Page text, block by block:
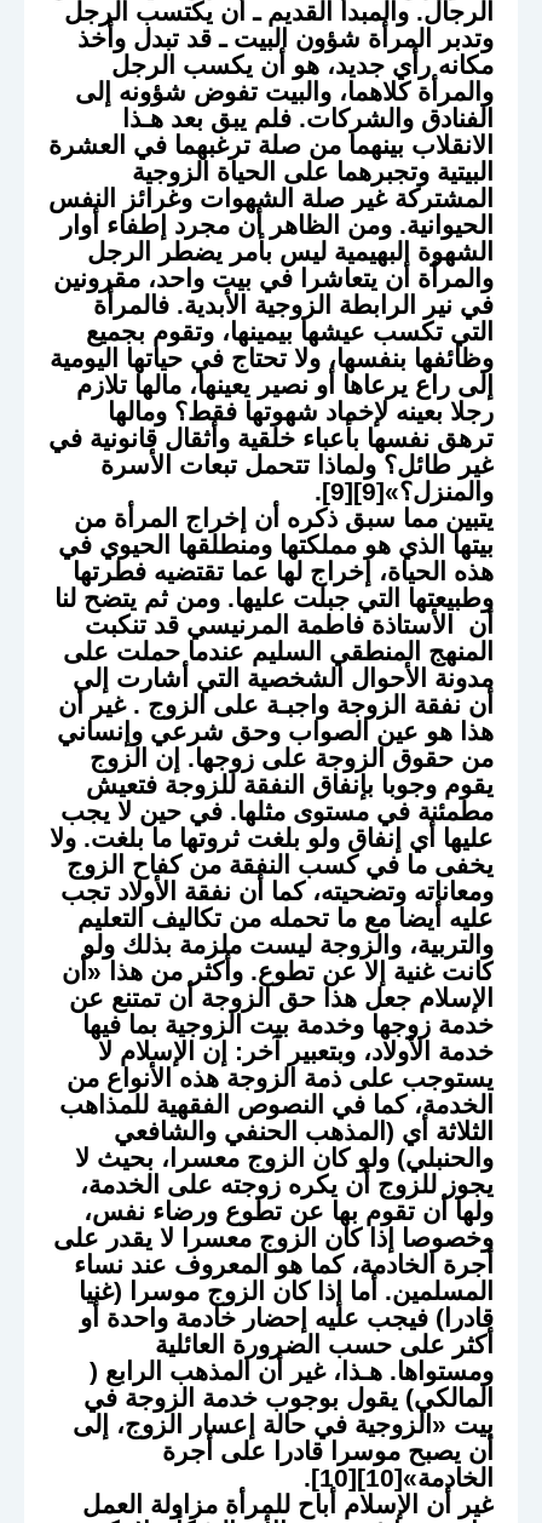
الرجال. والمبدأ القديم ـ أن يكتسب الرجل
وتدبر المرأة شؤون البيت ـ قد تبدل وأخذ
مكانه رأي جديد، هو أن يكسب الرجل
والمرأة كلاهما، والبيت تفوض شؤونه إلى
الفنادق والشركات. فلم يبق بعد هـذا
الانقلاب بينهما من صلة ترغبهما في العشرة
البيتية وتجبرهما على الحياة الزوجية
المشتركة غير صلة الشهوات وغرائز النفس
الحيوانية. ومن الظاهر أن مجرد إطفاء أوار
الشهوة البهيمية ليس بأمر يضطر الرجل
والمرأة أن يتعاشرا في بيت واحد، مقرونين
في نير الرابطة الزوجية الأبدية. فالمرأة
التي تكسب عيشها بيمينها، وتقوم بجميع
وظائفها بنفسها، ولا تحتاج في حياتها اليومية
إلى راع يرعاها أو نصير يعينها، مالها تلازم
رجلا بعينه لإخماد شهوتها فقط؟ ومالها
ترهق نفسها بأعباء خلقية وأثقال قانونية في
غير طائل؟ ولماذا تتحمل تبعات الأسرة
والمنزل؟»[9][9].
يتبين مما سبق ذكره أن إخراج المرأة من
بيتها الذي هو مملكتها ومنطلقها الحيوي في
هذه الحياة، إخراج لها عما تقتضيه فطرتها
وطبيعتها التي جبلت عليها. ومن ثم يتضح لنا
أن الأستاذة فاطمة المرنيسي قد تنكبت
المنهج المنطقي السليم عندما حملت على
مدونة الأحوال الشخصية التي أشارت إلى
أن نفقة الزوجة واجبـة على الزوج . غير أن
هذا هو عين الصواب وحق شرعي وإنساني
من حقوق الزوجة على زوجها. إن الزوج
يقوم وجوبا بإنفاق النفقة للزوجة فتعيش
مطمئنة في مستوى مثلها. في حين لا يجب
عليها أي إنفاق ولو بلغت ثروتها ما بلغت. ولا
يخفى ما في كسب النفقة من كفاح الزوج
ومعاناته وتضحيته، كما أن نفقة الأولاد تجب
عليه أيضا مع ما تحمله من تكاليف التعليم
والتربية، والزوجة ليست ملزمة بذلك ولو
كانت غنية إلا عن تطوع. وأكثر من هذا «أن
الإسلام جعل هذا حق الزوجة أن تمتنع عن
خدمة زوجها وخدمة بيت الزوجية بما فيها
خدمة الأولاد، وبتعبير آخر: إن الإسلام لا
يستوجب على ذمة الزوجة هذه الأنواع من
الخدمة، كما في النصوص الفقهية للمذاهب
الثلاثة أي (المذهب الحنفي والشافعي
والحنبلي) ولو كان الزوج معسرا، بحيث لا
يجوز للزوج أن يكره زوجته على الخدمة،
ولها أن تقوم بها عن تطوع ورضاء نفس،
وخصوصا إذا كان الزوج معسرا لا يقدر على
أجرة الخادمة، كما هو المعروف عند نساء
المسلمين. أما إذا كان الزوج موسرا (غنيا
قادرا) فيجب عليه إحضار خادمة واحدة أو
أكثر على حسب الضرورة العائلية
ومستواها. هـذا، غير أن المذهب الرابع (
المالكي) يقول بوجوب خدمة الزوجة في
بيت «الزوجية في حالة إعسار الزوج، إلى
أن يصبح موسرا قادرا على أجرة
الخادمة»[10][10].
غير أن الإسلام أباح للمرأة مزاولة العمل